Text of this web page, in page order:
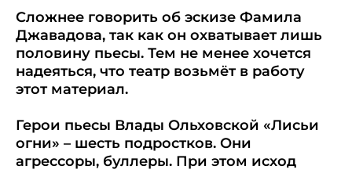
Сложнее говорить об эскизе Фамила
Джавадова, так как он охватывает лишь
половину пьесы. Тем не менее хочется
надеяться, что театр возьмёт в работу
этот материал.
Герои пьесы Влады Ольховской «Лисьи
огни» – шесть подростков. Они
агрессоры, буллеры. При этом исход